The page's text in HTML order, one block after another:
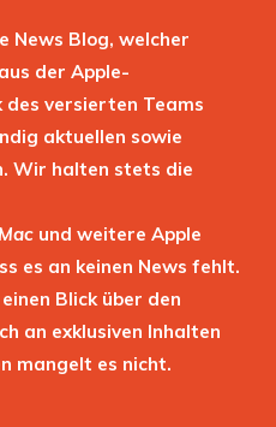
News Blog, welcher
der Apple-
versierten Teams
aktuellen sowie
Wir halten stets die
Mac und weitere Apple
es an keinen News fehlt.
Blick über den
an exklusiven Inhalten
mangelt es nicht.